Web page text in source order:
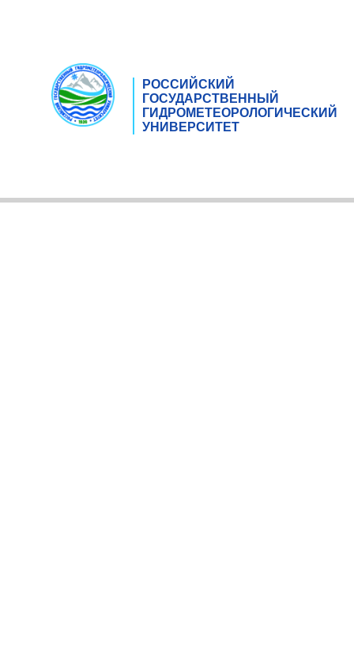
РОССИЙСКИЙ
ГОСУДАРСТВЕННЫЙ
ГИДРОМЕТЕОРОЛОГИЧЕСКИЙ
УНИВЕРСИТЕТ